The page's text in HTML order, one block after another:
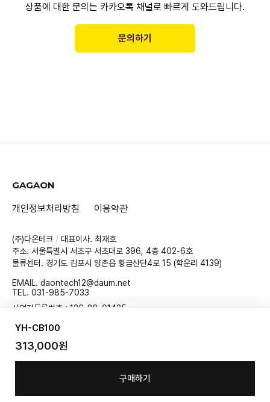
YH-CB100
313,000원
구매하기
상품에 대한 문의는 카카오톡 채널로 빠르게 도와드립니다.
문의하기
GAGAON
개인정보처리방침 이용약관
(주)다온테크 / 대표이사. 최재호
주소. 서울특별시 서초구 서초대로 396, 4층 402-6호
물류센터. 경기도 김포시 양촌읍 황금산단4로 15 (학운리 4139)
EMAIL. daontech12@daum.net
TEL. 031-985-7033
사업자등록번호 : 126-88-01425
개인정보관리자 : 최재호